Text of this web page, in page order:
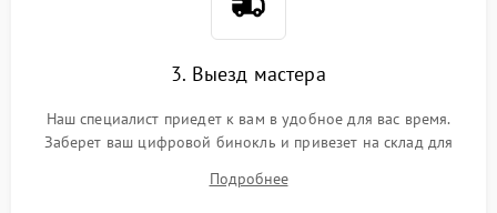
3. Выезд мастера
Наш специалист приедет к вам в удобное для вас время.
Заберет ваш цифровой бинокль и привезет на склад для
Подробнее